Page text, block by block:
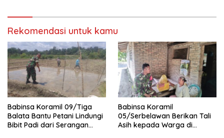
Rekomendasi untuk kamu
Babinsa Koramil 09/Tiga
Balata Bantu Petani Lindungi
Bibit Padi dari Serangan
Babinsa Koramil
05/Serbelawan Berikan Tali
Asih kepada Warga di